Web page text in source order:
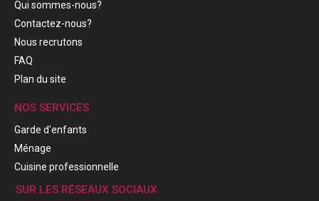
Qui sommes-nous?
Contactez-nous?
Nous recrutons
FAQ
Plan du site
NOS SERVICES
Garde d'enfants
Ménage
Cuisine professionnelle
SUR LES RÉSEAUX SOCIAUX